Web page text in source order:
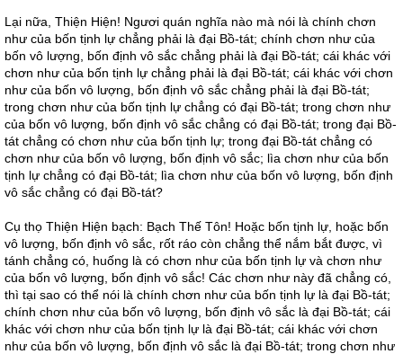
Lại nữa, Thiện Hiện! Ngươi quán nghĩa nào mà nói là chính chơn
như của bốn tịnh lự chẳng phải là đại Bồ-tát; chính chơn như của
bốn vô lượng, bốn định vô sắc chẳng phải là đại Bồ-tát; cái khác với
chơn như của bốn tịnh lự chẳng phải là đại Bồ-tát; cái khác với chơn
như của bốn vô lượng, bốn định vô sắc chẳng phải là đại Bồ-tát;
trong chơn như của bốn tịnh lự chẳng có đại Bồ-tát; trong chơn như
của bốn vô lượng, bốn định vô sắc chẳng có đại Bồ-tát; trong đại Bồ-
tát chẳng có chơn như của bốn tịnh lự; trong đại Bồ-tát chẳng có
chơn như của bốn vô lượng, bốn định vô sắc; lìa chơn như của bốn
tịnh lự chẳng có đại Bồ-tát; lìa chơn như của bốn vô lượng, bốn định
vô sắc chẳng có đại Bồ-tát?
Cụ thọ Thiện Hiện bạch: Bạch Thế Tôn! Hoặc bốn tịnh lự, hoặc bốn
vô lượng, bốn định vô sắc, rốt ráo còn chẳng thể nắm bắt được, vì
tánh chẳng có, huống là có chơn như của bốn tịnh lự và chơn như
của bốn vô lượng, bốn định vô sắc! Các chơn như này đã chẳng có,
thì tại sao có thể nói là chính chơn như của bốn tịnh lự là đại Bồ-tát;
chính chơn như của bốn vô lượng, bốn định vô sắc là đại Bồ-tát; cái
khác với chơn như của bốn tịnh lự là đại Bồ-tát; cái khác với chơn
như của bốn vô lượng, bốn định vô sắc là đại Bồ-tát; trong chơn như